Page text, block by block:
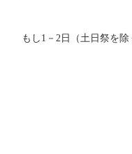
もし1－2日（土日祭を